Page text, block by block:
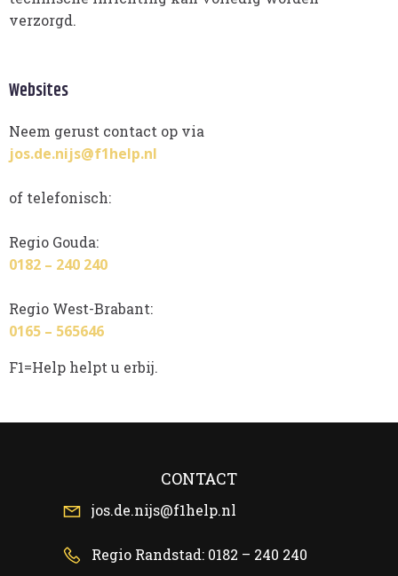
verzorgd.
Websites
Neem gerust contact op via
jos.de.nijs@f1help.nl
of telefonisch:
Regio Gouda:
0182 – 240 240
Regio West-Brabant:
0165 – 565646
F1=Help helpt u erbij.
CONTACT
jos.de.nijs@f1help.nl
Regio Randstad: 0182 – 240 240